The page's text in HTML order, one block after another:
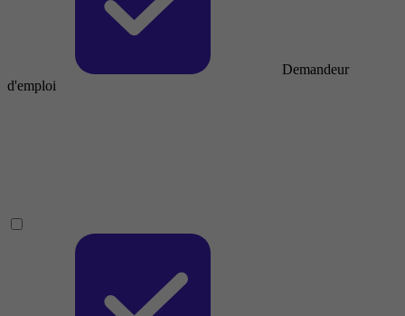
Demandeur
d'emploi